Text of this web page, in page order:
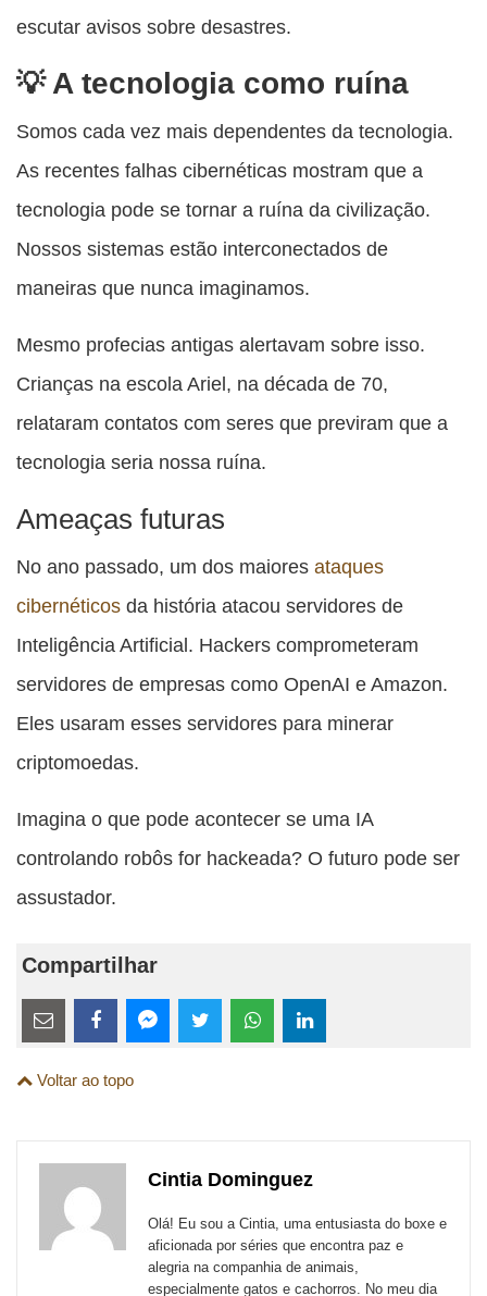
escutar avisos sobre desastres.
A tecnologia como ruína
Somos cada vez mais dependentes da tecnologia.
As recentes falhas cibernéticas mostram que a
tecnologia pode se tornar a ruína da civilização.
Nossos sistemas estão interconectados de
maneiras que nunca imaginamos.
Mesmo profecias antigas alertavam sobre isso.
Crianças na escola Ariel, na década de 70,
relataram contatos com seres que previram que a
tecnologia seria nossa ruína.
Ameaças futuras
No ano passado, um dos maiores ataques
cibernéticos da história atacou servidores de
Inteligência Artificial. Hackers comprometeram
servidores de empresas como OpenAI e Amazon.
Eles usaram esses servidores para minerar
criptomoedas.
Imagina o que pode acontecer se uma IA
controlando robôs for hackeada? O futuro pode ser
assustador.
Compartilhar
Estes
links
são
externos
esta
Email
esta
FacebookMessenger
TwitterWhatsAppLinkedIn
Voltar ao topo
Cintia Dominguez
Olá! Eu sou a Cintia, uma entusiasta do boxe e
aficionada por séries que encontra paz e
alegria na companhia de animais,
especialmente gatos e cachorros. No meu dia